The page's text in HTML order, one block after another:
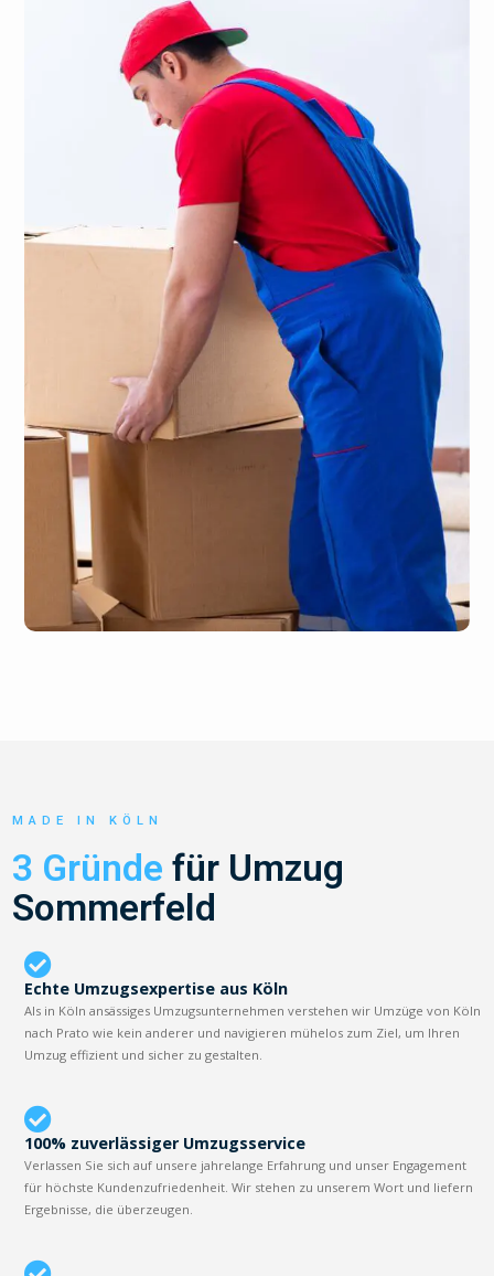
MADE IN KÖLN
3 Gründe für Umzug
Sommerfeld
Echte Umzugsexpertise aus Köln
Als in Köln ansässiges Umzugsunternehmen verstehen wir Umzüge von Köln
nach Prato wie kein anderer und navigieren mühelos zum Ziel, um Ihren
Umzug effizient und sicher zu gestalten.
100% zuverlässiger Umzugsservice
Verlassen Sie sich auf unsere jahrelange Erfahrung und unser Engagement
für höchste Kundenzufriedenheit. Wir stehen zu unserem Wort und liefern
Ergebnisse, die überzeugen.